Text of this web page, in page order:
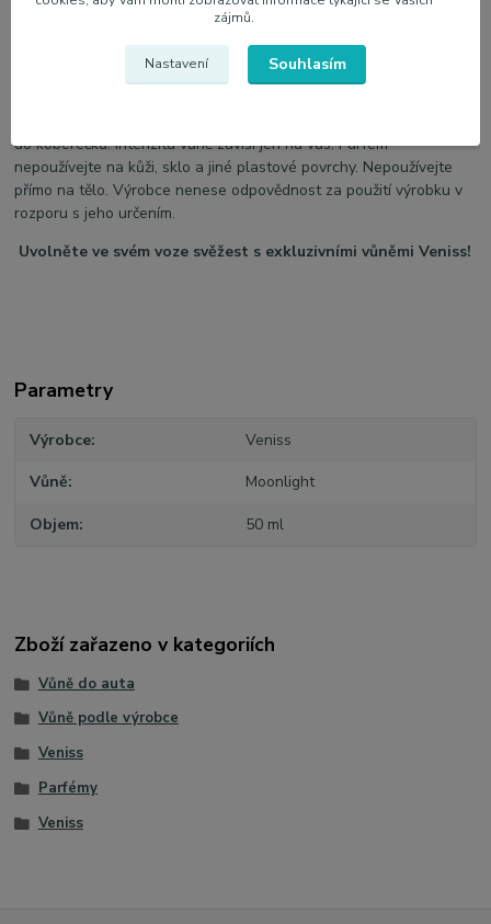
muškátový oříšek, švestka, pomeranč, skořice,
do koberečků. Intenzita vůně závisí jen na vás. Parfém
nepoužívejte na kůži, sklo a jiné plastové povrchy. Nepoužívejte
přímo na tělo. Výrobce nenese odpovědnost za použití výrobku v
rozporu s jeho určením.
Uvolněte ve svém voze svěžest s exkluzivními vůněmi Veniss!
Parametry
Výrobce Veniss
Vůně Moonlight
Objem 50 ml
Zboží zařazeno v kategoriích
Vůně do auta
Vůně podle výrobce
Veniss
Parfémy
Veniss
zájmů.
Nastavení Souhlasím